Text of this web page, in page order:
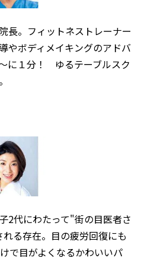
長。フィットネストレーナー
やボディメイキングのアドバ
に１分！ ゆるテーブルスク
2代にわたって"街の目医者さ
る存在。目の疲労回復にも
で目がよくなるかわいいパ